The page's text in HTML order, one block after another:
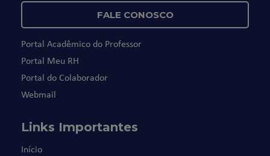
FALE CONOSCO
Portal Acadêmico do Professor
Portal Meu RH
Portal do Colaborador
Webmail
Links Importantes
Início